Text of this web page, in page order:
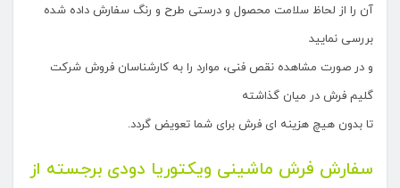
آن را از لحاظ سلامت محصول و درستی طرح و رنگ سفارش داده شده
بررسی نمایید
و در صورت مشاهده نقص فنی، موارد را به کارشناسان فروش شرکت
گلیم فرش در میان گذاشته
تا بدون هیچ هزینه ای فرش برای شما تعویض گردد.
سفارش فرش ماشینی ویکتوریا دودی برجسته از